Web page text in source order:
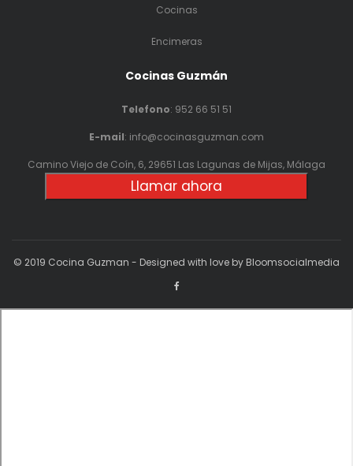
Cocinas
Encimeras
Cocinas Guzmán
Telefono: 952 66 51 51
E-mail: info@cocinasguzman.com
Camino Viejo de Coín, 6, 29651 Las Lagunas de Mijas, Málaga
Llamar ahora
© 2019 Cocina Guzman - Designed with love by Bloomsocialmedia